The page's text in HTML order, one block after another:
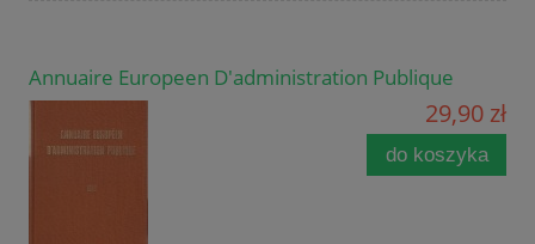
Annuaire Europeen D'administration Publique
29,90 zł
do koszyka